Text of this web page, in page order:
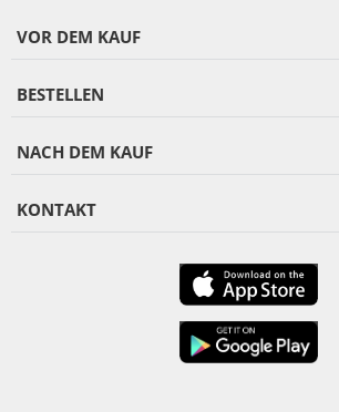
VOR DEM KAUF
BESTELLEN
NACH DEM KAUF
KONTAKT